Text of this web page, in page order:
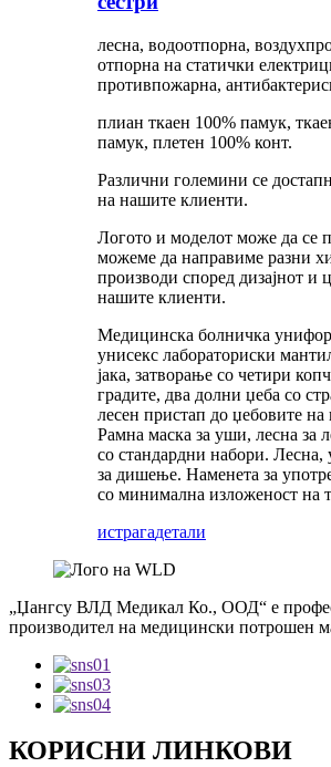
лесна, водоотпорна,
отпорна на статички
противпожарна,
плиан ткаен 100% памук,
памук, плетен 100% конт.
Различни големини се
на нашите клиенти.
Логото и моделот може да се
можеме да направиме разни
производи според дизајнот и
нашите клиенти.
Медицинска болничка
унисекс лабораториски
јака, затворање со четири
градите, два долни џеба со
лесен пристап до џебовите на
Рамна маска за уши, лесна за
со стандардни набори. Лесна,
за дишење. Наменета за
со минимална изложеност на
истрагадетали
„Џангсу ВЛД Медикал Ко., ООД“ е
производител на медицински потрошен
КОРИСНИ ЛИНКОВИ